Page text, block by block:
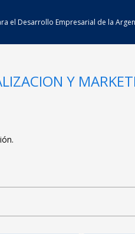
el Desarrollo Empresarial de la
Y